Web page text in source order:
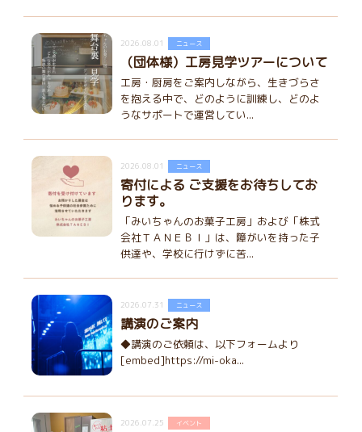
2026.08.01 ニュース
（団体様）工房見学ツアーについて
工房・厨房をご案内しながら、生きづらさ
を抱える中で、どのように訓練し、どのよ
うなサポートで運営してい...
2026.08.01 ニュース
寄付による ご支援をお待ちしてお
ります。
「みいちゃんのお菓子工房」および「株式
会社ＴＡＮＥＢＩ」は、障がいを持った子
供達や、学校に行けずに苦...
2026.07.31 ニュース
講演のご案内
◆講演のご依頼は、以下フォームより
[embed]https://mi-oka...
2026.07.25 イベント